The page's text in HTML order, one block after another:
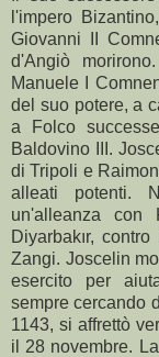
l'impero
Giovanni II
d'Angiò
Manuele I
del suo potere, a
a Folco
Baldovino III.
di Tripoli e
alleati potenti.
un'alleanza con
Diyarbakır,
Zangi. Joscelin
esercito per
sempre cercando
1143, si affrettò
il 28 novembre.